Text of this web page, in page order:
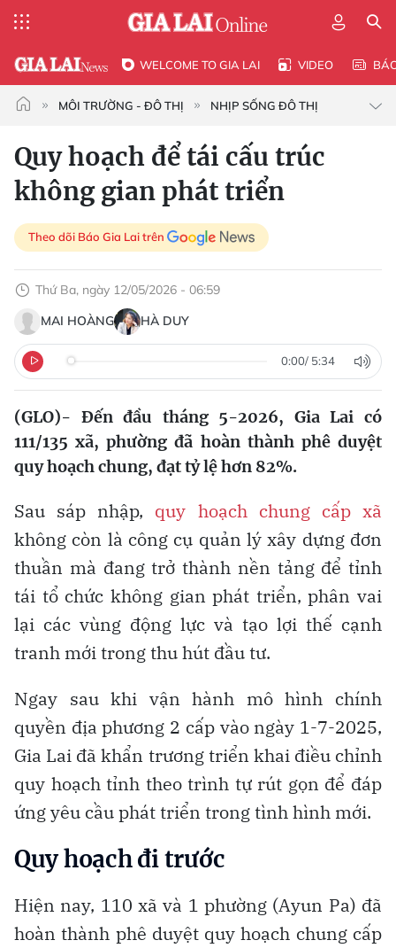
WELCOME TO GIA LAI VIDEO
MÔI TRƯỜNG - ĐÔ THỊ NHỊP SỐNG ĐÔ THỊ
Quy hoạch để tái cấu trúc
không gian phát triển
Theo dõi Báo Gia Lai trên
Thứ Ba, ngày 12/05/2026 - 06:59
MAI HOÀNG
HÀ DUY
0:00/ 5:34
(GLO)- Đến đầu tháng 5-2026, Gia Lai có
111/135 xã, phường đã hoàn thành phê duyệt
quy hoạch chung, đạt tỷ lệ hơn 82%.
Sau sáp nhập, quy hoạch chung cấp xã
không còn là công cụ quản lý xây dựng đơn
thuần mà đang trở thành nền tảng để tỉnh
tái tổ chức không gian phát triển, phân vai
lại các vùng động lực và tạo lợi thế cạnh
tranh mới trong thu hút đầu tư.
Ngay sau khi vận hành mô hình chính
quyền địa phương 2 cấp vào ngày 1-7-2025,
Gia Lai đã khẩn trương triển khai điều chỉnh
quy hoạch tỉnh theo trình tự rút gọn để đáp
ứng yêu cầu phát triển trong tình hình mới.
Quy hoạch đi trước
Hiện nay, 110 xã và 1 phường (Ayun Pa) đã
hoàn thành phê duyệt quy hoạch chung cấp